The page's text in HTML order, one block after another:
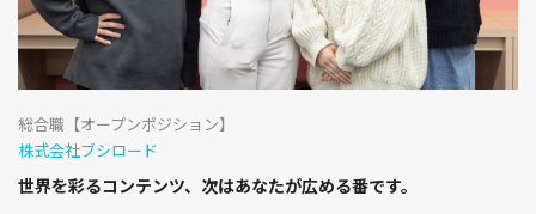
総合職【オープンポジション】
株式会社ブシロード
世界を彩るコンテンツ、次はあなたが広める番です。